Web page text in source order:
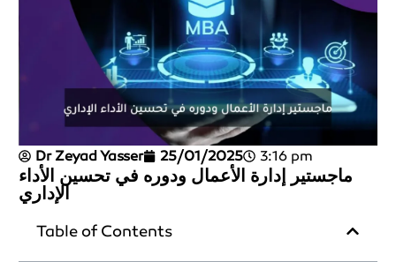
Dr Zeyad Yasser 25/01/2025 3:16 pm
ماجستير إدارة الأعمال ودوره في تحسين الأداء
الإداري
Table of Contents